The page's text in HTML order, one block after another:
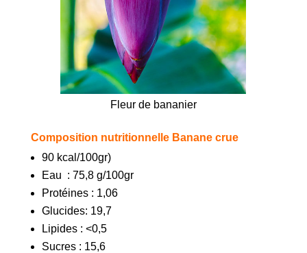
Fleur de bananier
Composition nutritionnelle Banane crue
90 kcal/100gr)
Eau : 75,8 g/100gr
Protéines : 1,06
Glucides: 19,7
Lipides : <0,5
Sucres : 15,6